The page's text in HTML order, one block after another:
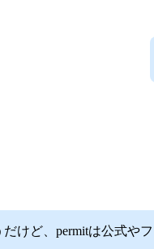
けど、permitは公式や